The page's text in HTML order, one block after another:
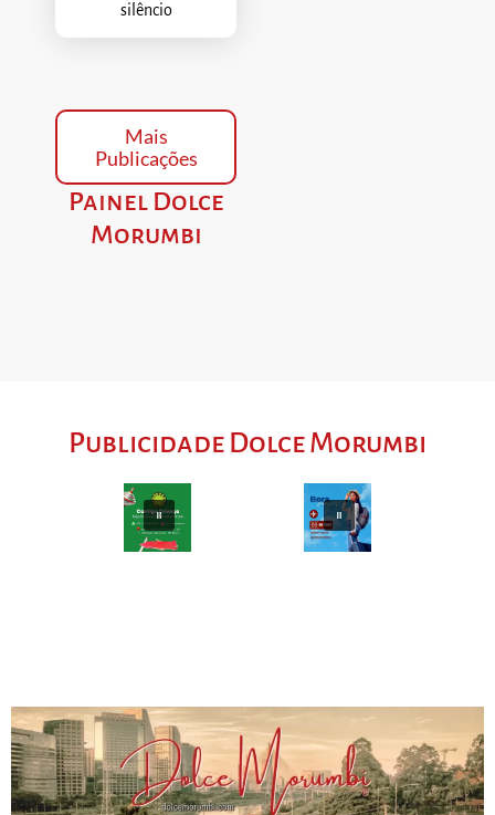
silêncio
Mais
Publicações
Painel Dolce
Morumbi
Publicidade Dolce Morumbi